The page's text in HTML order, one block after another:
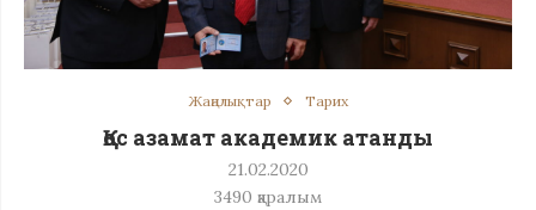
Жаңалықтар Тарих
Қос азамат академик атанды
21.02.2020
3490 қаралым